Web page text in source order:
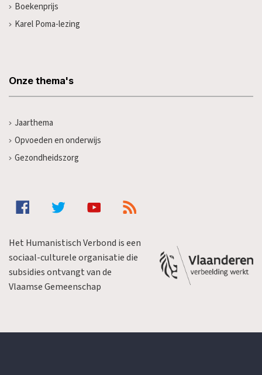
Boekenprijs
Karel Poma-lezing
Onze thema's
Jaarthema
Opvoeden en onderwijs
Gezondheidszorg
Het Humanistisch Verbond is een
sociaal-culturele organisatie die
subsidies ontvangt van de
Vlaamse Gemeenschap